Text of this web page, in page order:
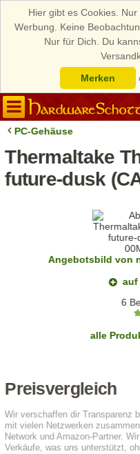
Hier gibt es Cookies.
Werbung. Keine
Nur für Dich. Du
Merken
PC-Gehäuse
Thermaltake
future-dusk
Angebotsbild von
auf
6
alle
Preisvergleich
Wir verschaffen dir Transparenz
mit vielen Netzwerken
Network und Amazon-Partner.
Verkäufe, was uns unterstützt,